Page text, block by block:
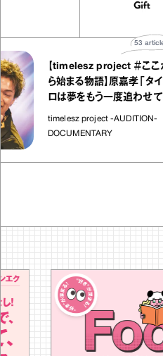
【timelesz project ＃ここか
ら始まる物語】原嘉孝「タイプ
ロは夢をもう一度追わせてく
れた場所」
timelesz project -AUDITION-
DOCUMENTARY
articles